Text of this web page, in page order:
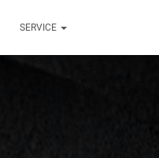
SERVICE